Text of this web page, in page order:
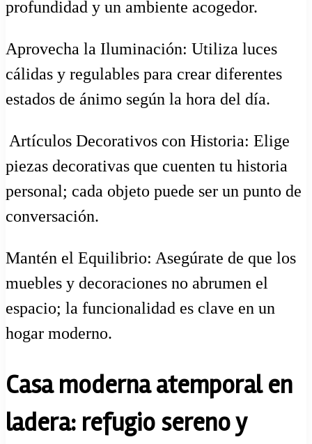
profundidad y un ambiente acogedor.
Aprovecha la Iluminación: Utiliza luces
cálidas y regulables para crear diferentes
estados de ánimo según la hora del día.
️ Artículos Decorativos con Historia: Elige
piezas decorativas que cuenten tu historia
personal; cada objeto puede ser un punto de
conversación.
Mantén el Equilibrio: Asegúrate de que los
muebles y decoraciones no abrumen el
espacio; la funcionalidad es clave en un
hogar moderno.
Casa moderna atemporal en
ladera: refugio sereno y